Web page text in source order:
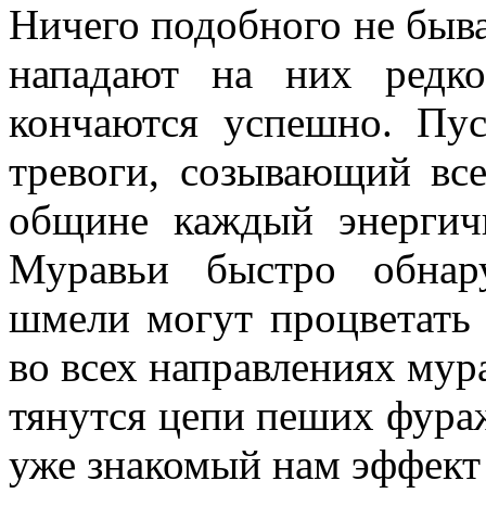
Ничего подобного не
нападают на них
кончаются успешно.
тревоги, созывающий
общине каждый
Муравьи быстро
шмели могут процветать
во всех направлениях
тянутся цепи пеших
уже знакомый нам